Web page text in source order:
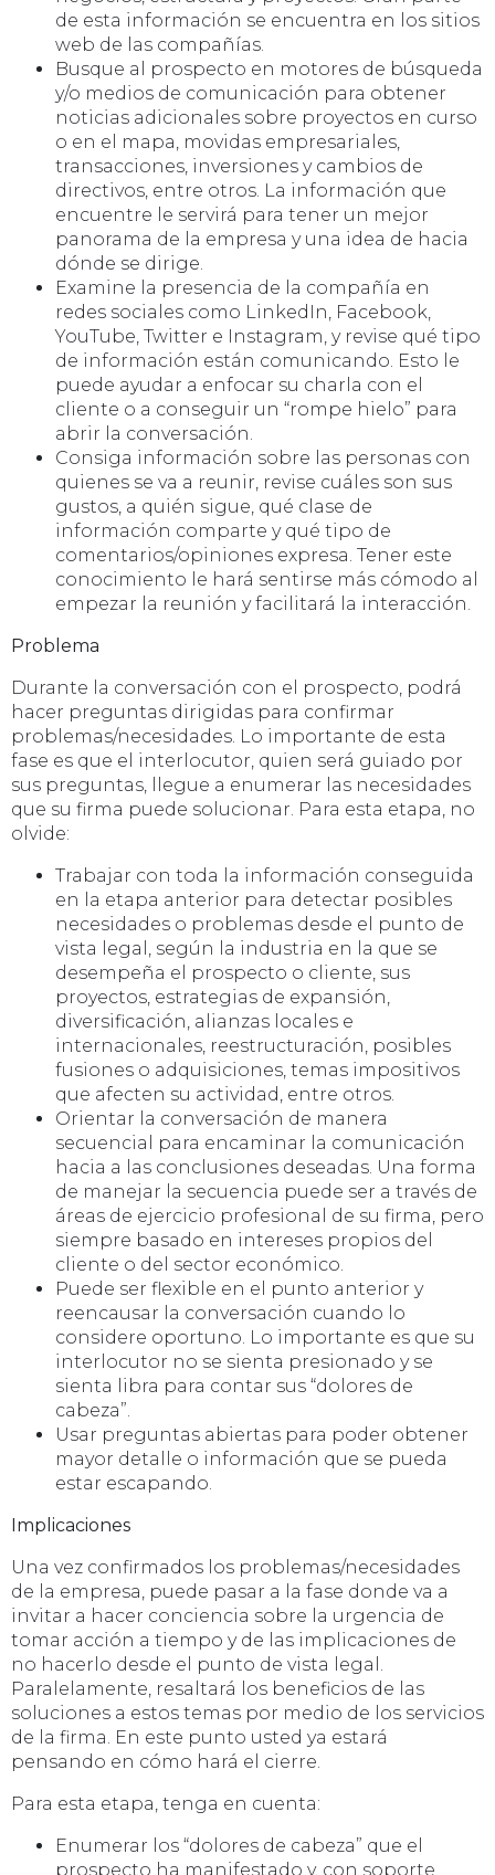
de esta información se encuentra en los sitios
web de las compañías.
Busque al prospecto en motores de búsqueda
y/o medios de comunicación para obtener
noticias adicionales sobre proyectos en curso
o en el mapa, movidas empresariales,
transacciones, inversiones y cambios de
directivos, entre otros. La información que
encuentre le servirá para tener un mejor
panorama de la empresa y una idea de hacia
dónde se dirige.
Examine la presencia de la compañía en
redes sociales como LinkedIn, Facebook,
YouTube, Twitter e Instagram, y revise qué tipo
de información están comunicando. Esto le
puede ayudar a enfocar su charla con el
cliente o a conseguir un “rompe hielo” para
abrir la conversación.
Consiga información sobre las personas con
quienes se va a reunir, revise cuáles son sus
gustos, a quién sigue, qué clase de
información comparte y qué tipo de
comentarios/opiniones expresa. Tener este
conocimiento le hará sentirse más cómodo al
empezar la reunión y facilitará la interacción.
Problema
Durante la conversación con el prospecto, podrá
hacer preguntas dirigidas para confirmar
problemas/necesidades. Lo importante de esta
fase es que el interlocutor, quien será guiado por
sus preguntas, llegue a enumerar las necesidades
que su firma puede solucionar. Para esta etapa, no
olvide:
Trabajar con toda la información conseguida
en la etapa anterior para detectar posibles
necesidades o problemas desde el punto de
vista legal, según la industria en la que se
desempeña el prospecto o cliente, sus
proyectos, estrategias de expansión,
diversificación, alianzas locales e
internacionales, reestructuración, posibles
fusiones o adquisiciones, temas impositivos
que afecten su actividad, entre otros.
Orientar la conversación de manera
secuencial para encaminar la comunicación
hacia a las conclusiones deseadas. Una forma
de manejar la secuencia puede ser a través de
áreas de ejercicio profesional de su firma, pero
siempre basado en intereses propios del
cliente o del sector económico.
Puede ser flexible en el punto anterior y
reencausar la conversación cuando lo
considere oportuno. Lo importante es que su
interlocutor no se sienta presionado y se
sienta libra para contar sus “dolores de
cabeza”.
Usar preguntas abiertas para poder obtener
mayor detalle o información que se pueda
estar escapando.
Implicaciones
Una vez confirmados los problemas/necesidades
de la empresa, puede pasar a la fase donde va a
invitar a hacer conciencia sobre la urgencia de
tomar acción a tiempo y de las implicaciones de
no hacerlo desde el punto de vista legal.
Paralelamente, resaltará los beneficios de las
soluciones a estos temas por medio de los servicios
de la firma. En este punto usted ya estará
pensando en cómo hará el cierre.
Para esta etapa, tenga en cuenta:
Enumerar los “dolores de cabeza” que el
prospecto ha manifestado y, con soporte